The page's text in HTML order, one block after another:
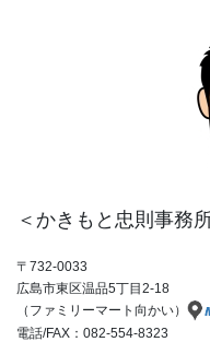
＜かきもと忠則事務
〒732-0033
広島市東区温品5丁目2-18
（ファミリーマート向かい）
電話/FAX：082-554-8323